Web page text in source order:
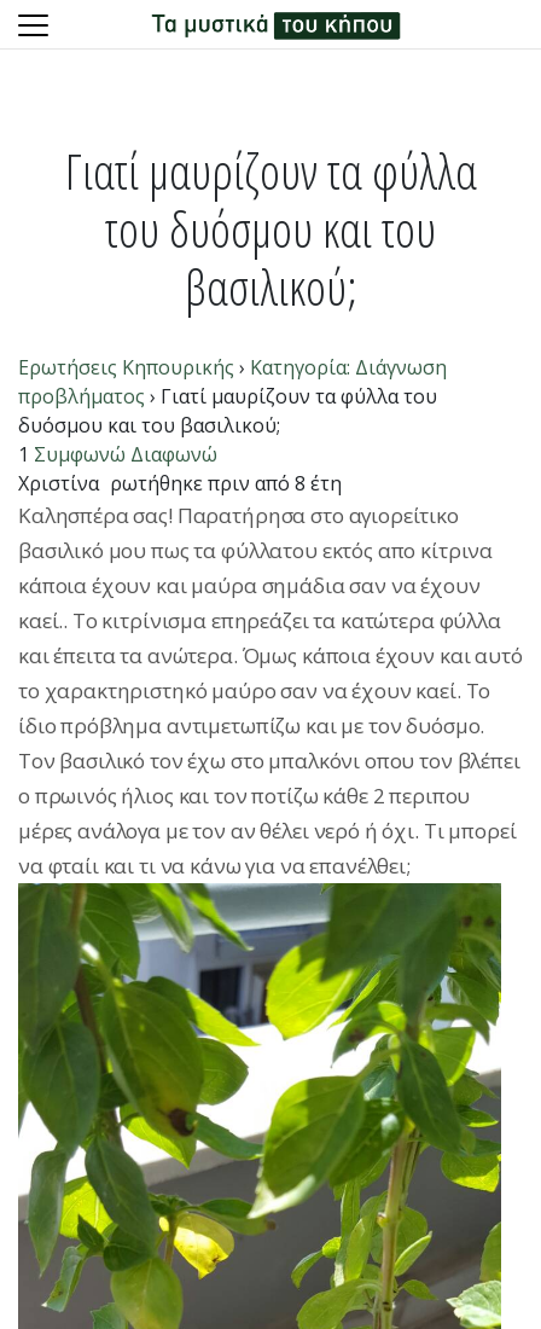
Γιατί μαυρίζουν τα φύλλα
του δυόσμου και του
βασιλικού;
Ερωτήσεις Κηπουρικής › Κατηγορία: Διάγνωση
προβλήματος › Γιατί μαυρίζουν τα φύλλα του
δυόσμου και του βασιλικού;
1 Συμφωνώ Διαφωνώ
Χριστίνα ρωτήθηκε πριν από 8 έτη
Καλησπέρα σας! Παρατήρησα στο αγιορείτικο
βασιλικό μου πως τα φύλλατου εκτός απο κίτρινα
κάποια έχουν και μαύρα σημάδια σαν να έχουν
καεί.. Το κιτρίνισμα επηρεάζει τα κατώτερα φύλλα
και έπειτα τα ανώτερα. Όμως κάποια έχουν και αυτό
το χαρακτηριστηκό μαύρο σαν να έχουν καεί. Το
ίδιο πρόβλημα αντιμετωπίζω και με τον δυόσμο.
Τον βασιλικό τον έχω στο μπαλκόνι οπου τον βλέπει
ο πρωινός ήλιος και τον ποτίζω κάθε 2 περιπου
μέρες ανάλογα με τον αν θέλει νερό ή όχι. Τι μπορεί
να φταίι και τι να κάνω για να επανέλθει;